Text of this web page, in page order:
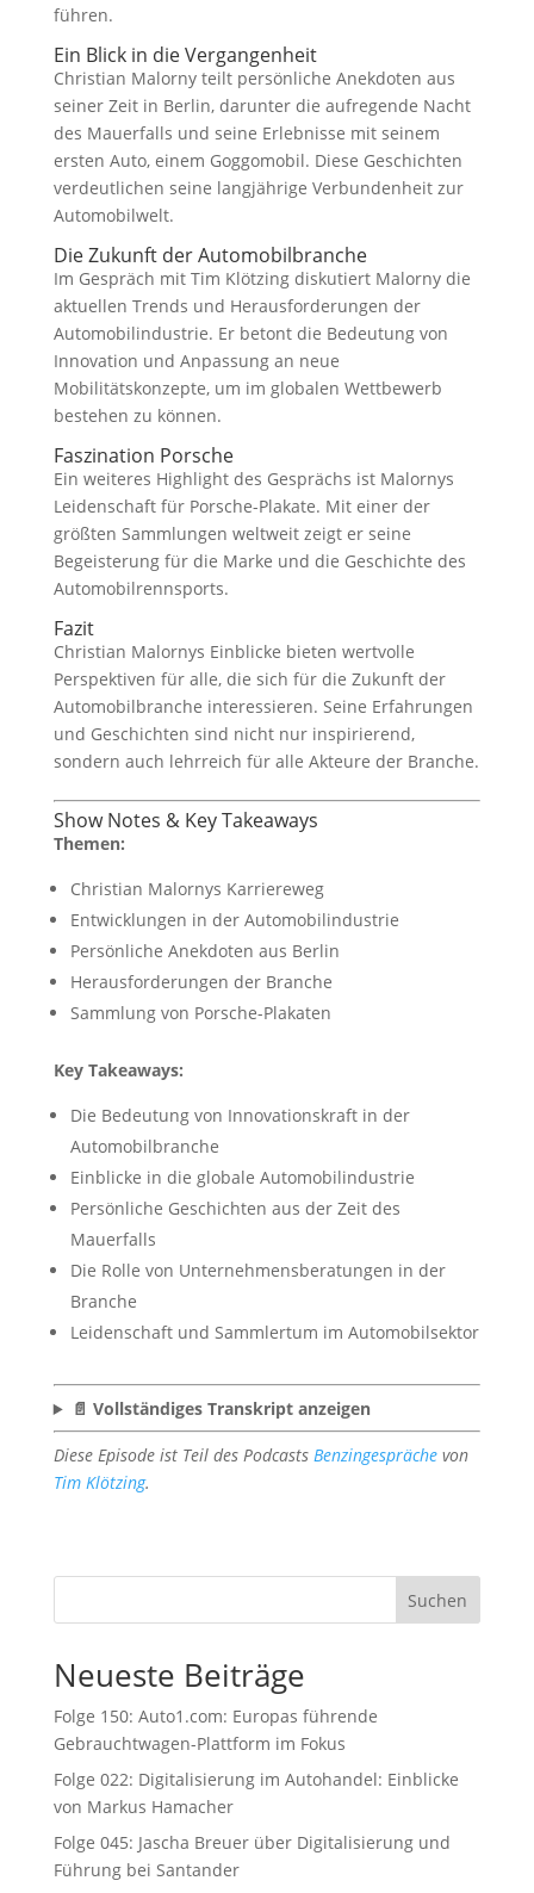
führen.
Ein Blick in die Vergangenheit
Christian Malorny teilt persönliche Anekdoten aus
seiner Zeit in Berlin, darunter die aufregende Nacht
des Mauerfalls und seine Erlebnisse mit seinem
ersten Auto, einem Goggomobil. Diese Geschichten
verdeutlichen seine langjährige Verbundenheit zur
Automobilwelt.
Die Zukunft der Automobilbranche
Im Gespräch mit Tim Klötzing diskutiert Malorny die
aktuellen Trends und Herausforderungen der
Automobilindustrie. Er betont die Bedeutung von
Innovation und Anpassung an neue
Mobilitätskonzepte, um im globalen Wettbewerb
bestehen zu können.
Faszination Porsche
Ein weiteres Highlight des Gesprächs ist Malornys
Leidenschaft für Porsche-Plakate. Mit einer der
größten Sammlungen weltweit zeigt er seine
Begeisterung für die Marke und die Geschichte des
Automobilrennsports.
Fazit
Christian Malornys Einblicke bieten wertvolle
Perspektiven für alle, die sich für die Zukunft der
Automobilbranche interessieren. Seine Erfahrungen
und Geschichten sind nicht nur inspirierend,
sondern auch lehrreich für alle Akteure der Branche.
Show Notes & Key Takeaways
Themen:
Christian Malornys Karriereweg
Entwicklungen in der Automobilindustrie
Persönliche Anekdoten aus Berlin
Herausforderungen der Branche
Sammlung von Porsche-Plakaten
Key Takeaways:
Die Bedeutung von Innovationskraft in der
Automobilbranche
Einblicke in die globale Automobilindustrie
Persönliche Geschichten aus der Zeit des
Mauerfalls
Die Rolle von Unternehmensberatungen in der
Branche
Leidenschaft und Sammlertum im Automobilsektor
📄 Vollständiges Transkript anzeigen
Diese Episode ist Teil des Podcasts Benzingesprächevon
Tim Klötzing.
Suchen
Neueste Beiträge
Folge 150: Auto1.com: Europas führende
Gebrauchtwagen-Plattform im Fokus
Folge 022: Digitalisierung im Autohandel: Einblicke
von Markus Hamacher
Folge 045: Jascha Breuer über Digitalisierung und
Führung bei Santander